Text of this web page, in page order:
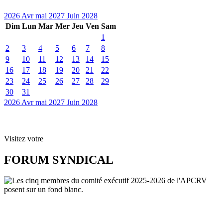
2026Avrmai 2027 Juin 2028
Dim Lun Mar Mer Jeu Ven Sam
1
2
3 4 5 6 7
8
9
10 11 12 13 14
15
16
17 18 19 20 21
22
23
24 25 26 27 28
29
30
31
2026Avrmai 2027 Juin 2028
Visitez votre
FORUM SYNDICAL